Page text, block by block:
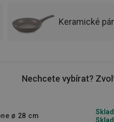
tedy
materiály
odlišné
Keramické
Nechcete vybírat?
ø 28 cm